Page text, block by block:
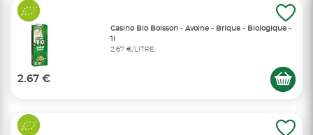
Casino Bio Boisson - Avoine - Brique - Biologique -
1l
2,67 €/LITRE
2.67 €